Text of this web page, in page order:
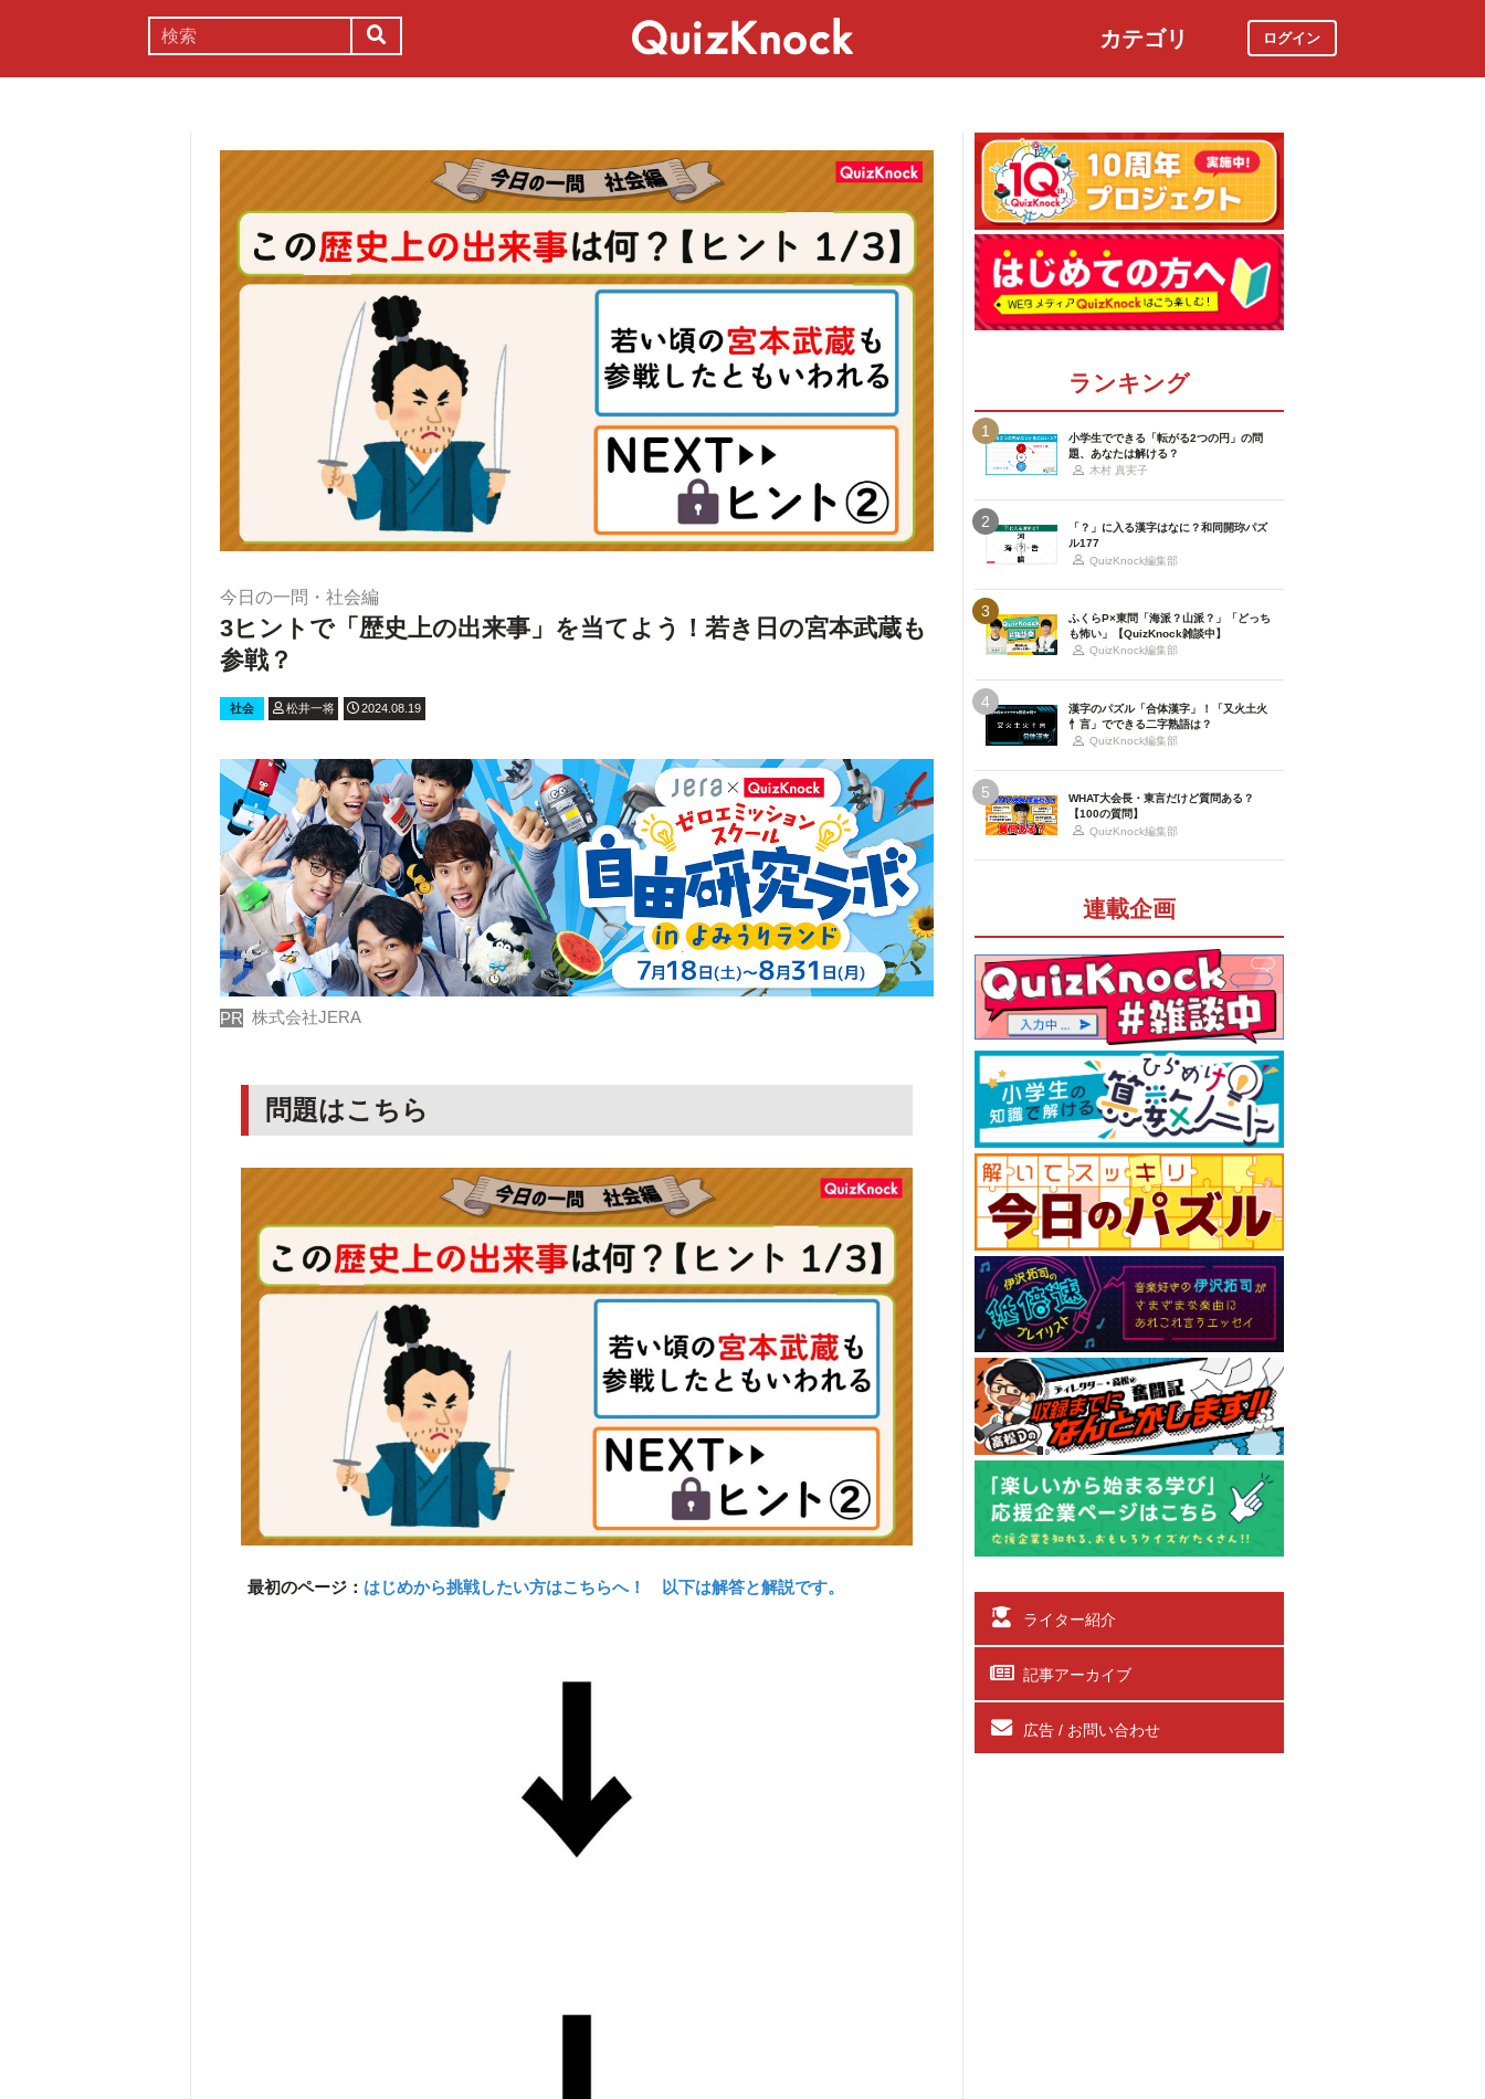
カテゴリ ログイン
今日の一問・社会編
3ヒントで「歴史上の出来事」を当てよう！若き日の宮本武蔵も
参戦？
社会 松井一将 2024.08.19
PR 株式会社JERA
問題はこちら
最初のページ： はじめから挑戦したい方はこちらへ！ 以下は解答と解説です。
ランキング
1
小学生でできる「転がる2つの円」の問
題、あなたは解ける？
木村 真実子
2
「？」に入る漢字はなに？和同開珎パズ
ル177
QuizKnock編集部
3
ふくらP×東問「海派？山派？」「どっち
も怖い」【QuizKnock雑談中】
QuizKnock編集部
4
漢字のパズル「合体漢字」！「又火土火
忄言」でできる二字熟語は？
QuizKnock編集部
5
WHAT大会長・東言だけど質問ある？
【100の質問】
QuizKnock編集部
連載企画
ライター紹介
記事アーカイブ
広告 / お問い合わせ